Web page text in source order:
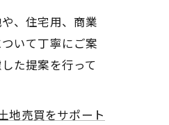
、住宅用、商業
いて丁寧にご案
た提案を行って
地売買をサポート